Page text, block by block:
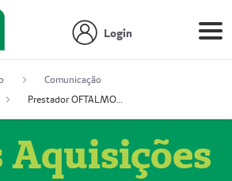
Login
Comunicação
Prestador OFTALMOCLÍNICA SÃO GONÇALO (55004164-2)
Aquisições